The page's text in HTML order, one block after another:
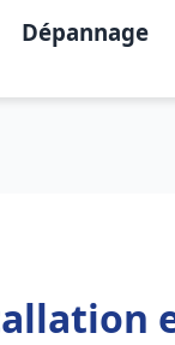
Dépannage